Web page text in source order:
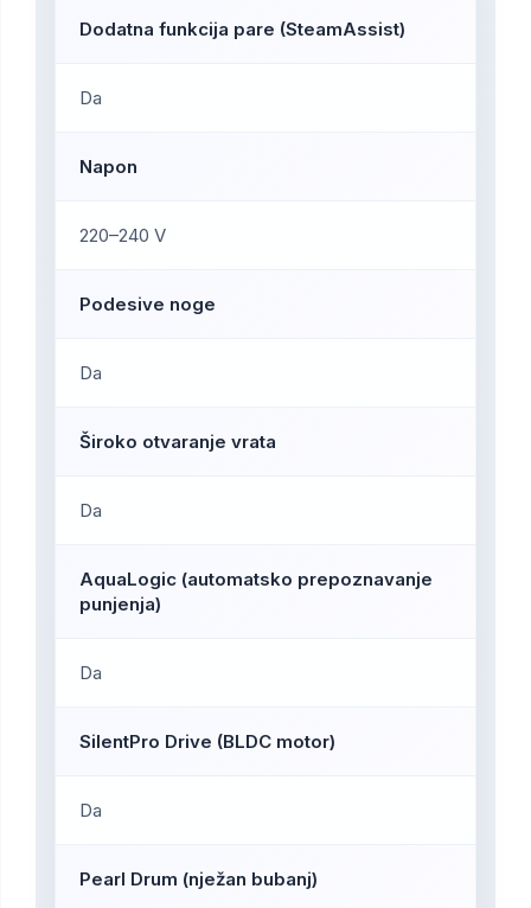
Dodatna funkcija pare (SteamAssist)
Da
Napon
220–240 V
Podesive noge
Da
Široko otvaranje vrata
Da
AquaLogic (automatsko prepoznavanje
punjenja)
Da
SilentPro Drive (BLDC motor)
Da
Pearl Drum (nježan bubanj)